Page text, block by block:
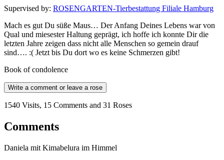
Supervised by: ROSENGARTEN-Tierbestattung Filiale Hamburg
Mach es gut Du süße Maus… Der Anfang Deines Lebens war von
Qual und miesester Haltung geprägt, ich hoffe ich konnte Dir die
letzten Jahre zeigen dass nicht alle Menschen so gemein drauf
sind…. :( Jetzt bis Du dort wo es keine Schmerzen gibt!
Book of condolence
Write a comment or leave a rose
1540 Visits, 15 Comments and 31 Roses
Comments
Daniela mit Kimabelura im Himmel